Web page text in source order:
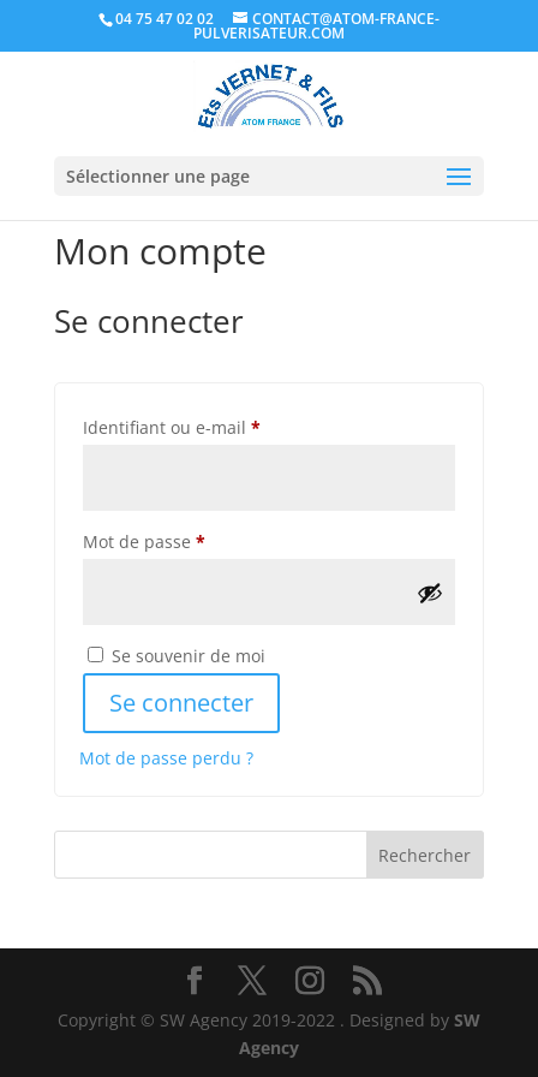
04 75 47 02 02 CONTACT@ATOM-FRANCE-
PULVERISATEUR.COM
Sélectionner une page
Mon compte
Se connecter
Identifiant ou e-mail *Obligatoire
Mot de passe *Obligatoire
Se souvenir de moi
Se connecter
Mot de passe perdu ?
Rechercher
Copyright © SW Agency 2019-2022 . Designed by SW
Agency